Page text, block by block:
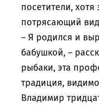
посетители,
потрясающий
– Я родился и
бабушкой, –
рыбаки, эта
традиция,
Владимир